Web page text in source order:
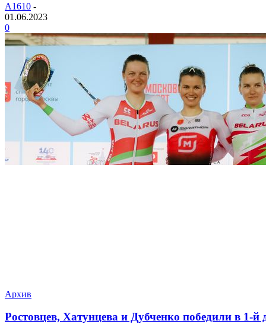
A1610 -
01.06.2023
0
Архив
Ростовцев, Хатунцева и Дубченко победили в 1-